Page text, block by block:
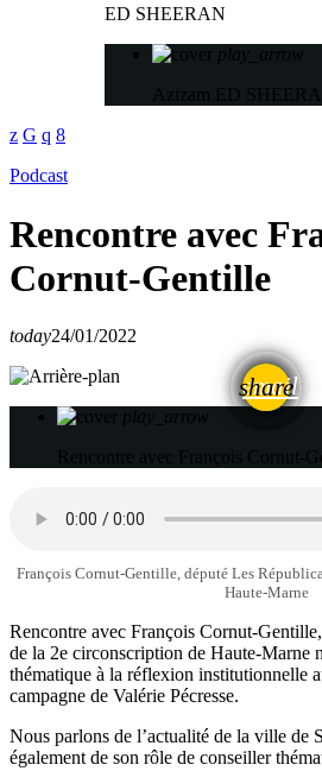
ED SHEERAN
play_arrow
Azizam
ED
Podcast
Rencontre avec
Cornut-Gentille
today24/01/2022
share
email
play_arrow
Rencontre avec François Cornut-
François Cornut-Gentille, député Les
Haute-Marne
Rencontre avec François Cornut-
de la 2e circonscription de Haute-Marne
thématique à la réflexion institutionnelle
campagne de Valérie Pécresse.
Nous parlons de l’actualité de la ville de
également de son rôle de conseiller